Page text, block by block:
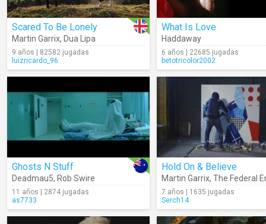
Scared To Be Lonely
Martin Garrix, Dua Lipa
9 años | 82582 jugadas
luizricardo_96
What Is Love
Haddaway
6 años | 22685 jugadas
betotricolor2002
Ghosts N Stuff
Deadmau5, Rob Swire
11 años | 2874 jugadas
as7733
Hold On & Believe
Martin Garrix, The Federal
7 años | 1635 jugadas
Serch14